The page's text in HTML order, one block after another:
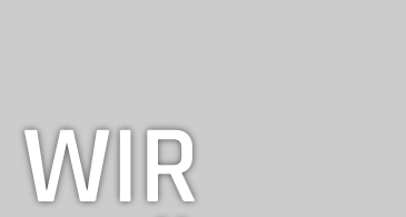
WIR